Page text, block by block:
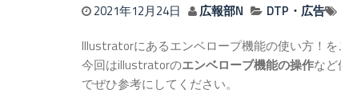
2021年12月24日 広報部N DTP・広告
Illustratorにあるエンベロープ機能の使い方！を
今回はillustratorのエンベローブ機能の操作な
でぜひ参考にしてください。